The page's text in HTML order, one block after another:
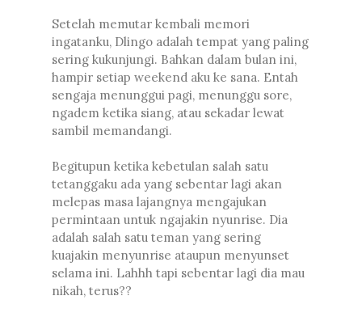
Setelah memutar kembali memori
ingatanku, Dlingo adalah tempat yang paling
sering kukunjungi. Bahkan dalam bulan ini,
hampir setiap weekend aku ke sana. Entah
sengaja menunggui pagi, menunggu sore,
ngadem ketika siang, atau sekadar lewat
sambil memandangi.
Begitupun ketika kebetulan salah satu
tetanggaku ada yang sebentar lagi akan
melepas masa lajangnya mengajukan
permintaan untuk ngajakin nyunrise. Dia
adalah salah satu teman yang sering
kuajakin menyunrise ataupun menyunset
selama ini. Lahhh tapi sebentar lagi dia mau
nikah, terus??